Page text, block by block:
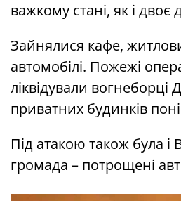
важкому стані, як і двоє
Зайнялися кафе,
автомобілі. Пожежі
ліквідували
приватних будинків
Під атакою також була і
громада – потрощені